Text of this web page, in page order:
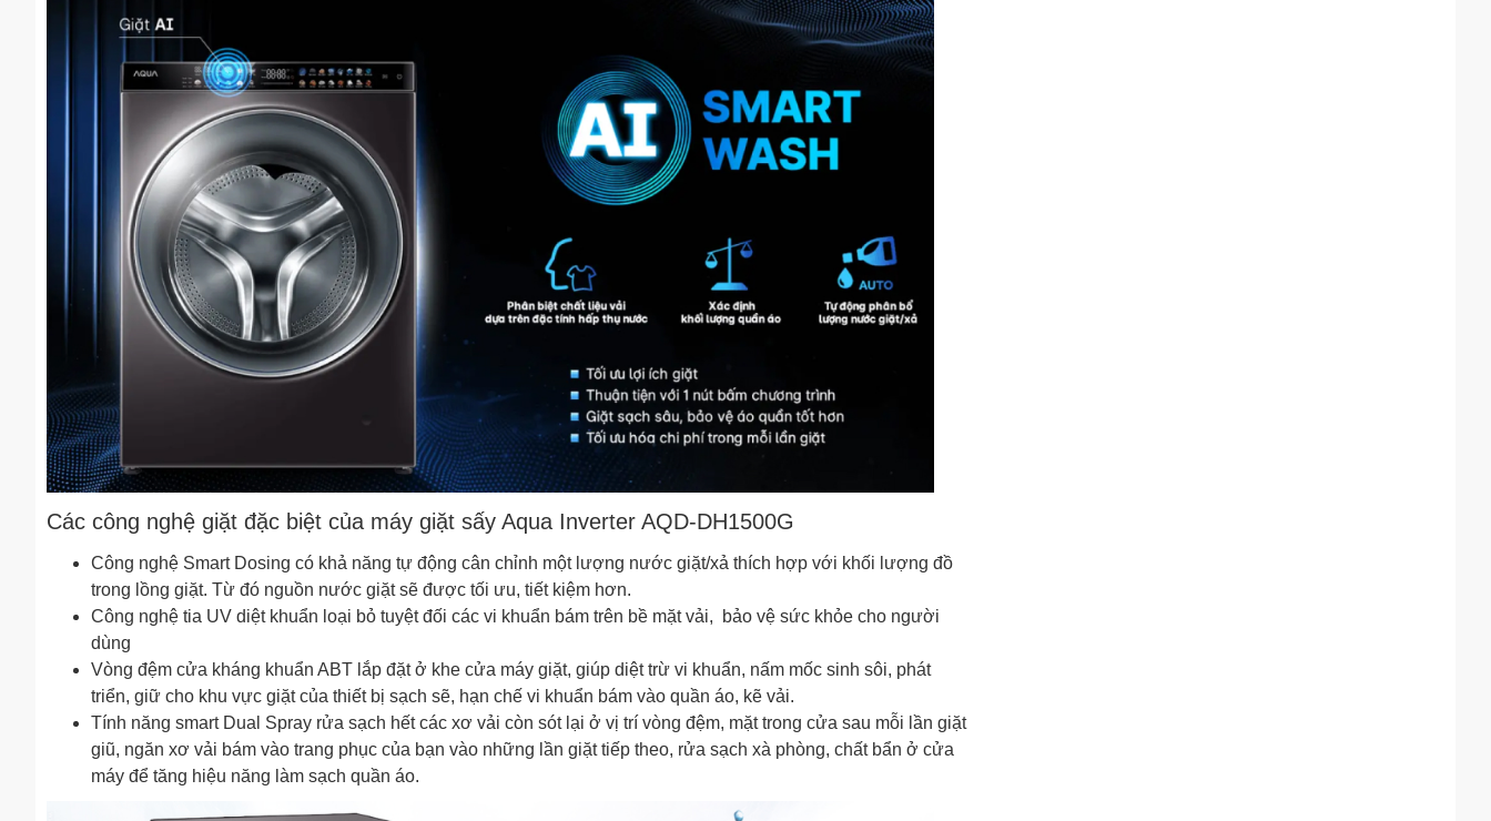
Các công nghệ giặt đặc biệt của máy giặt sấy Aqua Inverter AQD-DH1500G
Công nghệ Smart Dosing có khả năng tự động cân chỉnh một lượng nước giặt/xả thích hợp với khối lượng đồ
trong lồng giặt. Từ đó nguồn nước giặt sẽ được tối ưu, tiết kiệm hơn.
Công nghệ tia UV diệt khuẩn loại bỏ tuyệt đối các vi khuẩn bám trên bề mặt vải, bảo vệ sức khỏe cho người
dùng
Vòng đệm cửa kháng khuẩn ABT lắp đặt ở khe cửa máy giặt, giúp diệt trừ vi khuẩn, nấm mốc sinh sôi, phát
triển, giữ cho khu vực giặt của thiết bị sạch sẽ, hạn chế vi khuẩn bám vào quần áo, kẽ vải.
Tính năng smart Dual Spray rửa sạch hết các xơ vải còn sót lại ở vị trí vòng đệm, mặt trong cửa sau mỗi lần giặt
giũ, ngăn xơ vải bám vào trang phục của bạn vào những lần giặt tiếp theo, rửa sạch xà phòng, chất bẩn ở cửa
máy để tăng hiệu năng làm sạch quần áo.